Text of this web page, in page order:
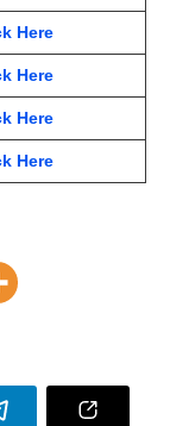
Here
Here
Here
Here